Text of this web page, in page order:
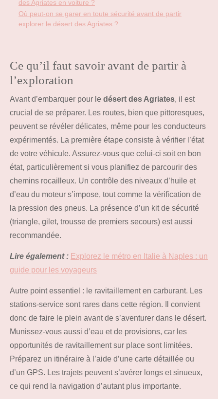
des Agriates en voiture ?
Où peut-on se garer en toute sécurité avant de partir
explorer le désert des Agriates ?
Ce qu’il faut savoir avant de partir à
l’exploration
Avant d’embarquer pour le désert des Agriates, il est
crucial de se préparer. Les routes, bien que pittoresques,
peuvent se révéler délicates, même pour les conducteurs
expérimentés. La première étape consiste à vérifier l’état
de votre véhicule. Assurez-vous que celui-ci soit en bon
état, particulièrement si vous planifiez de parcourir des
chemins rocailleux. Un contrôle des niveaux d’huile et
d’eau du moteur s’impose, tout comme la vérification de
la pression des pneus. La présence d’un kit de sécurité
(triangle, gilet, trousse de premiers secours) est aussi
recommandée.
Lire également : Explorez le métro en Italie à Naples : un
guide pour les voyageurs
Autre point essentiel : le ravitaillement en carburant. Les
stations-service sont rares dans cette région. Il convient
donc de faire le plein avant de s’aventurer dans le désert.
Munissez-vous aussi d’eau et de provisions, car les
opportunités de ravitaillement sur place sont limitées.
Préparez un itinéraire à l’aide d’une carte détaillée ou
d’un GPS. Les trajets peuvent s’avérer longs et sinueux,
ce qui rend la navigation d’autant plus importante.